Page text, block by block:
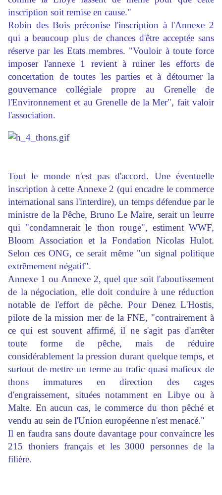
inscription soit remise en cause."
Robin des Bois préconise l'inscription à l'Annexe 2
qui a beaucoup plus de chances d'être acceptée sans
réserve par les Etats membres. "Vouloir à toute force
imposer l'annexe 1 revient à ruiner les efforts de
concertation de toutes les parties et à détourner la
gouvernance collégiale propre au Grenelle de
l'Environnement et au Grenelle de la Mer", fait valoir
l'association.
Tout le monde n'est pas d'accord. Une éventuelle
inscription à cette Annexe 2 (qui encadre le commerce
international sans l'interdire), un temps défendue par le
ministre de la Pêche, Bruno Le Maire, serait un leurre
qui "condamnerait le thon rouge", estiment WWF,
Bloom Association et la Fondation Nicolas Hulot.
Selon ces ONG, ce serait même "un signal politique
extrêmement négatif".
Annexe 1 ou Annexe 2, quel que soit l'aboutissement
de la négociation, elle doit conduire à une réduction
notable de l'effort de pêche. Pour Denez L'Hostis,
pilote de la mission mer de la FNE, "contrairement à
ce qui est souvent affirmé, il ne s'agit pas d'arrêter
toute forme de pêche, mais de réduire
considérablement la pression durant quelque temps, et
surtout de mettre un terme au trafic quasi mafieux de
thons immatures en direction des cages
d'engraissement, situées notamment en Libye ou à
Malte. En aucun cas, le commerce du thon pêché et
vendu au sein de l'Union européenne n'est menacé."
Il en faudra sans doute davantage pour convaincre les
215 thoniers français et les 3000 personnes de la
filière.